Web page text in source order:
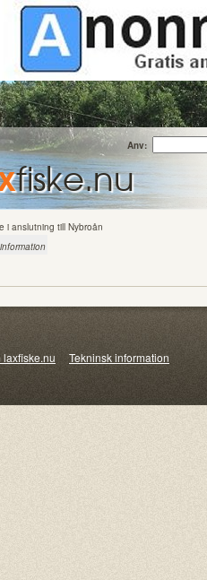
Anv:
fiske.nu
i anslutning till Nybroån
laxfiske.nu Tekninsk information